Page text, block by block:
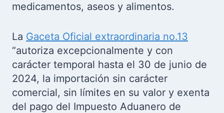
medicamentos, aseos y alimentos.
La Gaceta Oficial extraordinaria no.13
“autoriza excepcionalmente y con
carácter temporal hasta el 30 de junio de
2024, la importación sin carácter
comercial, sin límites en su valor y exenta
del pago del Impuesto Aduanero de